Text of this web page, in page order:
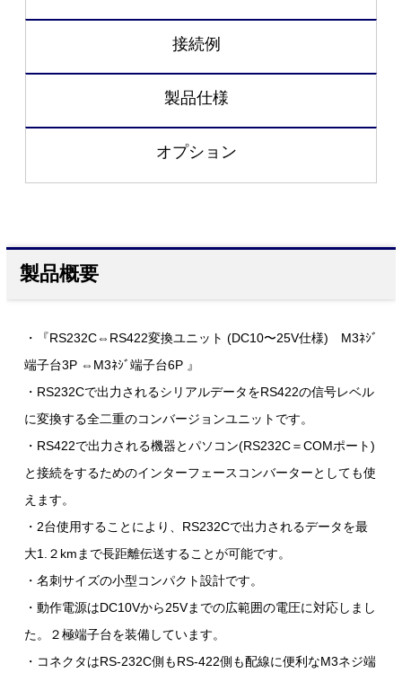
接続例
製品仕様
オプション
製品概要
・『RS232C⇔RS422変換ユニット (DC10〜25V仕様) M3ﾈｼﾞ
端子台3P ⇔M3ﾈｼﾞ端子台6P 』
・RS232Cで出力されるシリアルデータをRS422の信号レベル
に変換する全二重のコンバージョンユニットです。
・RS422で出力される機器とパソコン(RS232C＝COMポート)
と接続をするためのインターフェースコンバーターとしても使
えます。
・2台使用することにより、RS232Cで出力されるデータを最
大1.２kmまで長距離伝送することが可能です。
・名刺サイズの小型コンパクト設計です。
・動作電源はDC10Vから25Vまでの広範囲の電圧に対応しまし
た。２極端子台を装備しています。
・コネクタはRS-232C側もRS-422側も配線に便利なM3ネジ端